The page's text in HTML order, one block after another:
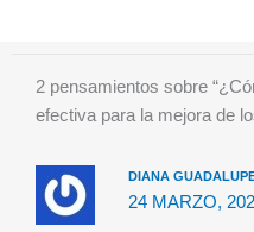
2 pensamientos sobre
efectiva para la mejora de
DIANA
24 MARZO,